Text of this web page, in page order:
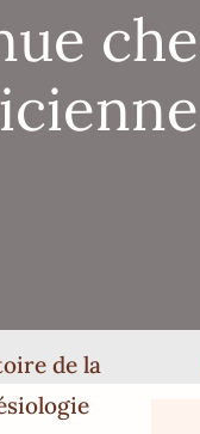
de la